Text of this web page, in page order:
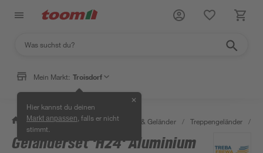
Mein Markt: Troisdorf
Hier kannst du deinen
Markt anpassen , falls er nicht
stimmt.
✕
/ Bauen & Renovieren / Treppen & Geländer / Treppengeländer /
Geländerset 'H24' Aluminium